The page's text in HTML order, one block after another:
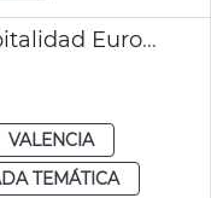
Anuncio candidatura Capitalidad Europea Innovación València
VALENCIA
TEMÁTICA